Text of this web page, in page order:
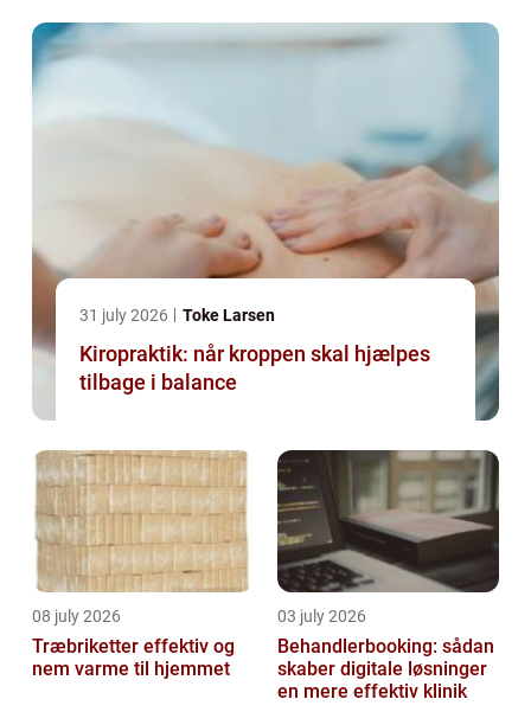
31 july 2026 Toke Larsen
Kiropraktik: når kroppen skal hjælpes
tilbage i balance
08 july 2026
Træbriketter effektiv og
nem varme til hjemmet
03 july 2026
Behandlerbooking: sådan
skaber digitale løsninger
en mere effektiv klinik